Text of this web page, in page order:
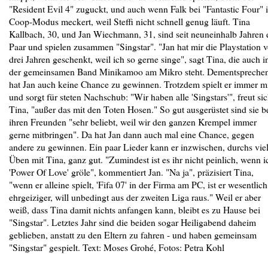
"Resident Evil 4" zuguckt, und auch wenn Falk bei "Fantastic Four"
Coop-Modus meckert, weil Steffi nicht schnell genug läuft. Tina
Kallbach, 30, und Jan Wiechmann, 31, sind seit neuneinhalb Jahren
Paar und spielen zusammen "Singstar". "Jan hat mir die Playstation
drei Jahren geschenkt, weil ich so gerne singe", sagt Tina, die auch
der gemeinsamen Band Minikamoo am Mikro steht.
hat Jan auch keine Chance zu gewinnen. Trotzdem spielt er immer
und sorgt für steten Nachschub: "Wir haben alle 'Singstars'", freut
Tina, "außer das mit den Toten Hosen." So gut ausgerüstet sind sie
ihren Freunden "sehr beliebt, weil wir den ganzen Krempel immer
gerne mitbringen". Da hat Jan dann auch mal eine Chance, gegen
andere zu gewinnen. Ein paar Lieder kann er inzwischen, durchs
Üben mit Tina, ganz gut. "Zumindest ist es ihr nicht peinlich, wenn
'Power Of Love' gröle", kommentiert Jan. "Na ja", präzisiert Tina,
"wenn er alleine spielt, 'Fifa 07' in der Firma am PC, ist er wesentlich
ehrgeiziger, will unbedingt aus der zweiten Liga raus." Weil er aber
weiß, dass Tina damit nichts anfangen kann, bleibt es zu Hause bei
"Singstar". Letztes Jahr sind die beiden sogar Heiligabend daheim
geblieben, anstatt zu den Eltern zu fahren - und haben gemeinsam
"Singstar" gespielt. Text: Moses Grohé, Fotos: Petra Kohl